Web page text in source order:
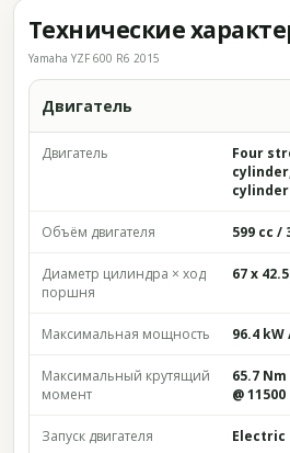
Технические
Yamaha YZF 600 R6 2015
Двигатель
Двигатель
Four
Объём двигателя 599 cc /
Диаметр цилиндра × ход
поршня
67 x
Максимальная мощность 96.4 kW
Максимальный крутящий
момент
65.7
@
Запуск двигателя Electric